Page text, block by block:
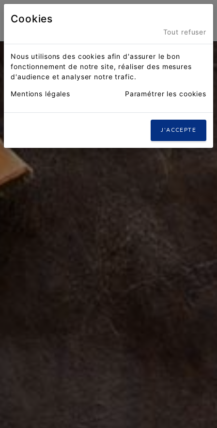
Cookies
Tout refuser
Nous utilisons des cookies afin d'assurer le bon
fonctionnement de notre site, réaliser des mesures
d'audience et analyser notre trafic.
Mentions légales Paramétrer les cookies
J'ACCEPTE